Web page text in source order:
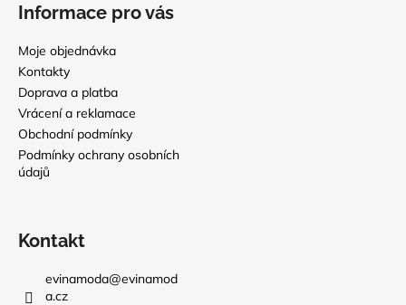
Informace pro vás
Moje objednávka
Kontakty
Doprava a platba
Vrácení a reklamace
Obchodní podmínky
Podmínky ochrany osobních
údajů
Kontakt
evinamoda@evinamod
a.cz